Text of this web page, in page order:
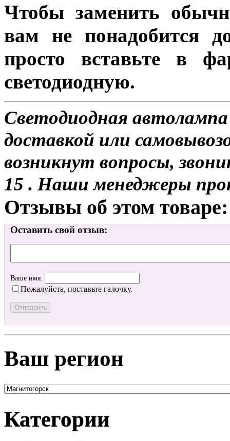
Чтобы заменить
вам не понадобится
просто вставьте в
светодиодную.
Светодиодная
доставкой или
возникнут вопросы,
15 . Наши менеджеры
Отзывы об этом товаре:
Оставить свой отзыв:
Ваше имя:
Пожалуйста, поставьте галочку.
Ваш регион
Категории